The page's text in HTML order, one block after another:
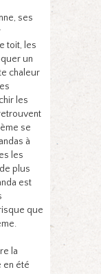
ses
toit, les
un
chaleur
les
se
à
les
plus
est
que
la
en été